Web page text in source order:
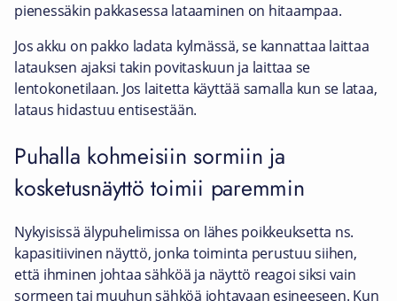
pienessäkin pakkasessa lataaminen on hitaampaa.
Jos akku on pakko ladata kylmässä, se kannattaa laittaa
latauksen ajaksi takin povitaskuun ja laittaa se
lentokonetilaan. Jos laitetta käyttää samalla kun se lataa,
lataus hidastuu entisestään.
Puhalla kohmeisiin sormiin ja
kosketusnäyttö toimii paremmin
Nykyisissä älypuhelimissa on lähes poikkeuksetta ns.
kapasitiivinen näyttö, jonka toiminta perustuu siihen,
että ihminen johtaa sähköä ja näyttö reagoi siksi vain
sormeen tai muuhun sähköä johtavaan esineeseen. Kun